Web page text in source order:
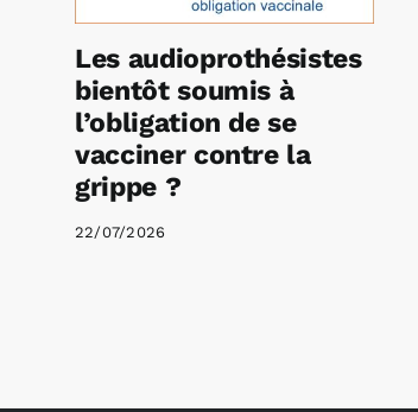
Les audioprothésistes
bientôt soumis à
l’obligation de se
vacciner contre la
grippe ?
22/07/2026